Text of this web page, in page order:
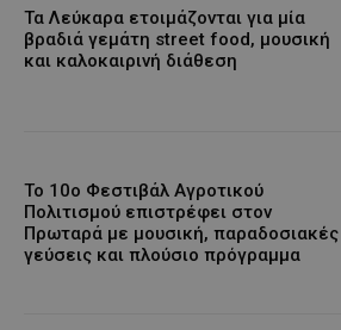
Τα Λεύκαρα ετοιμάζονται για μία
βραδιά γεμάτη street food, μουσική
και καλοκαιρινή διάθεση
Το 10ο Φεστιβάλ Αγροτικού
Πολιτισμού επιστρέφει στον
Πρωταρά με μουσική, παραδοσιακές
γεύσεις και πλούσιο πρόγραμμα